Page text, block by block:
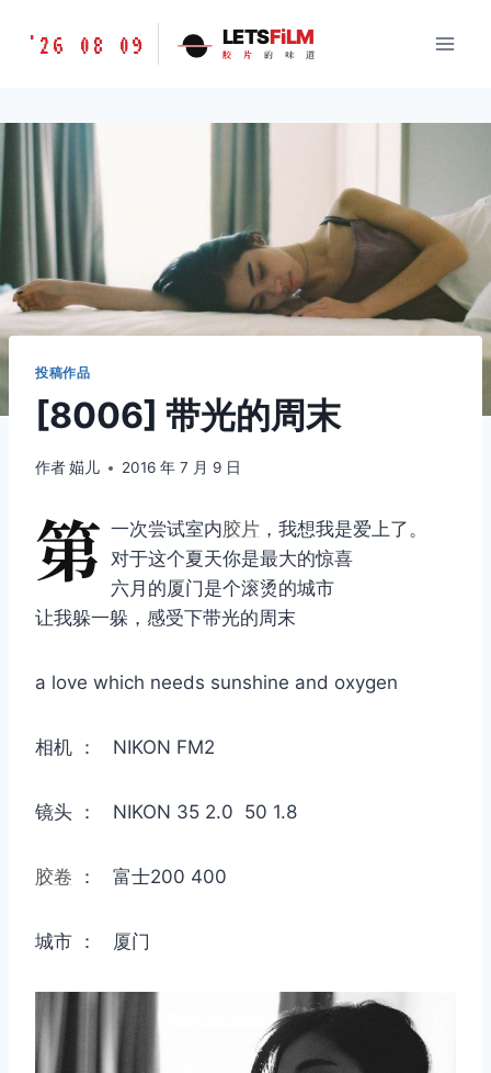
胶
味
'26 08 09 LETSFiLM
胶 片 的 味 道
投稿作品
[8006] 带光的周末
作者媌儿 2016 年 7 月 9 日
第 一次尝试室内胶片 ，我想我是爱上了。
对于这个夏天你是最大的惊喜
六月的厦门是个滚烫的城市
让我躲一躲，感受下带光的周末
a love which needs sunshine and oxygen
相机 ： NIKON FM2
镜头 ： NIKON 35 2.0 50 1.8
胶卷 ： 富士200 400
城市 ： 厦门